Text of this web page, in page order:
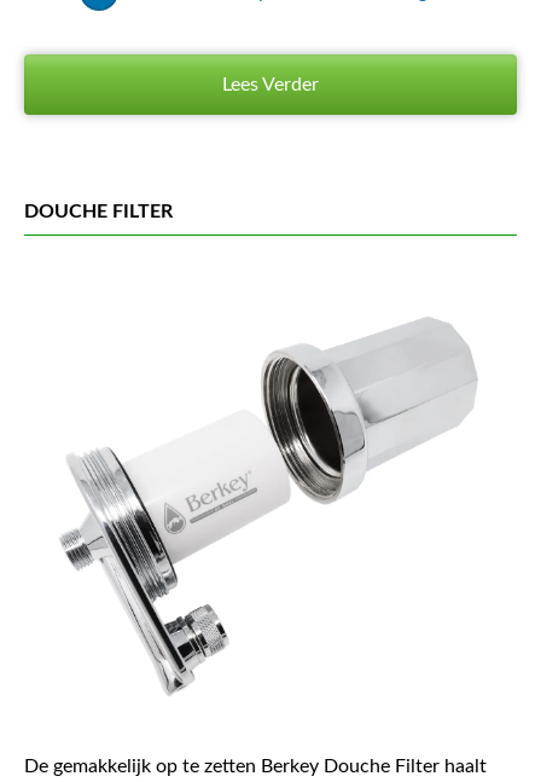
Lees Verder
DOUCHE FILTER
De gemakkelijk op te zetten Berkey Douche Filter haalt